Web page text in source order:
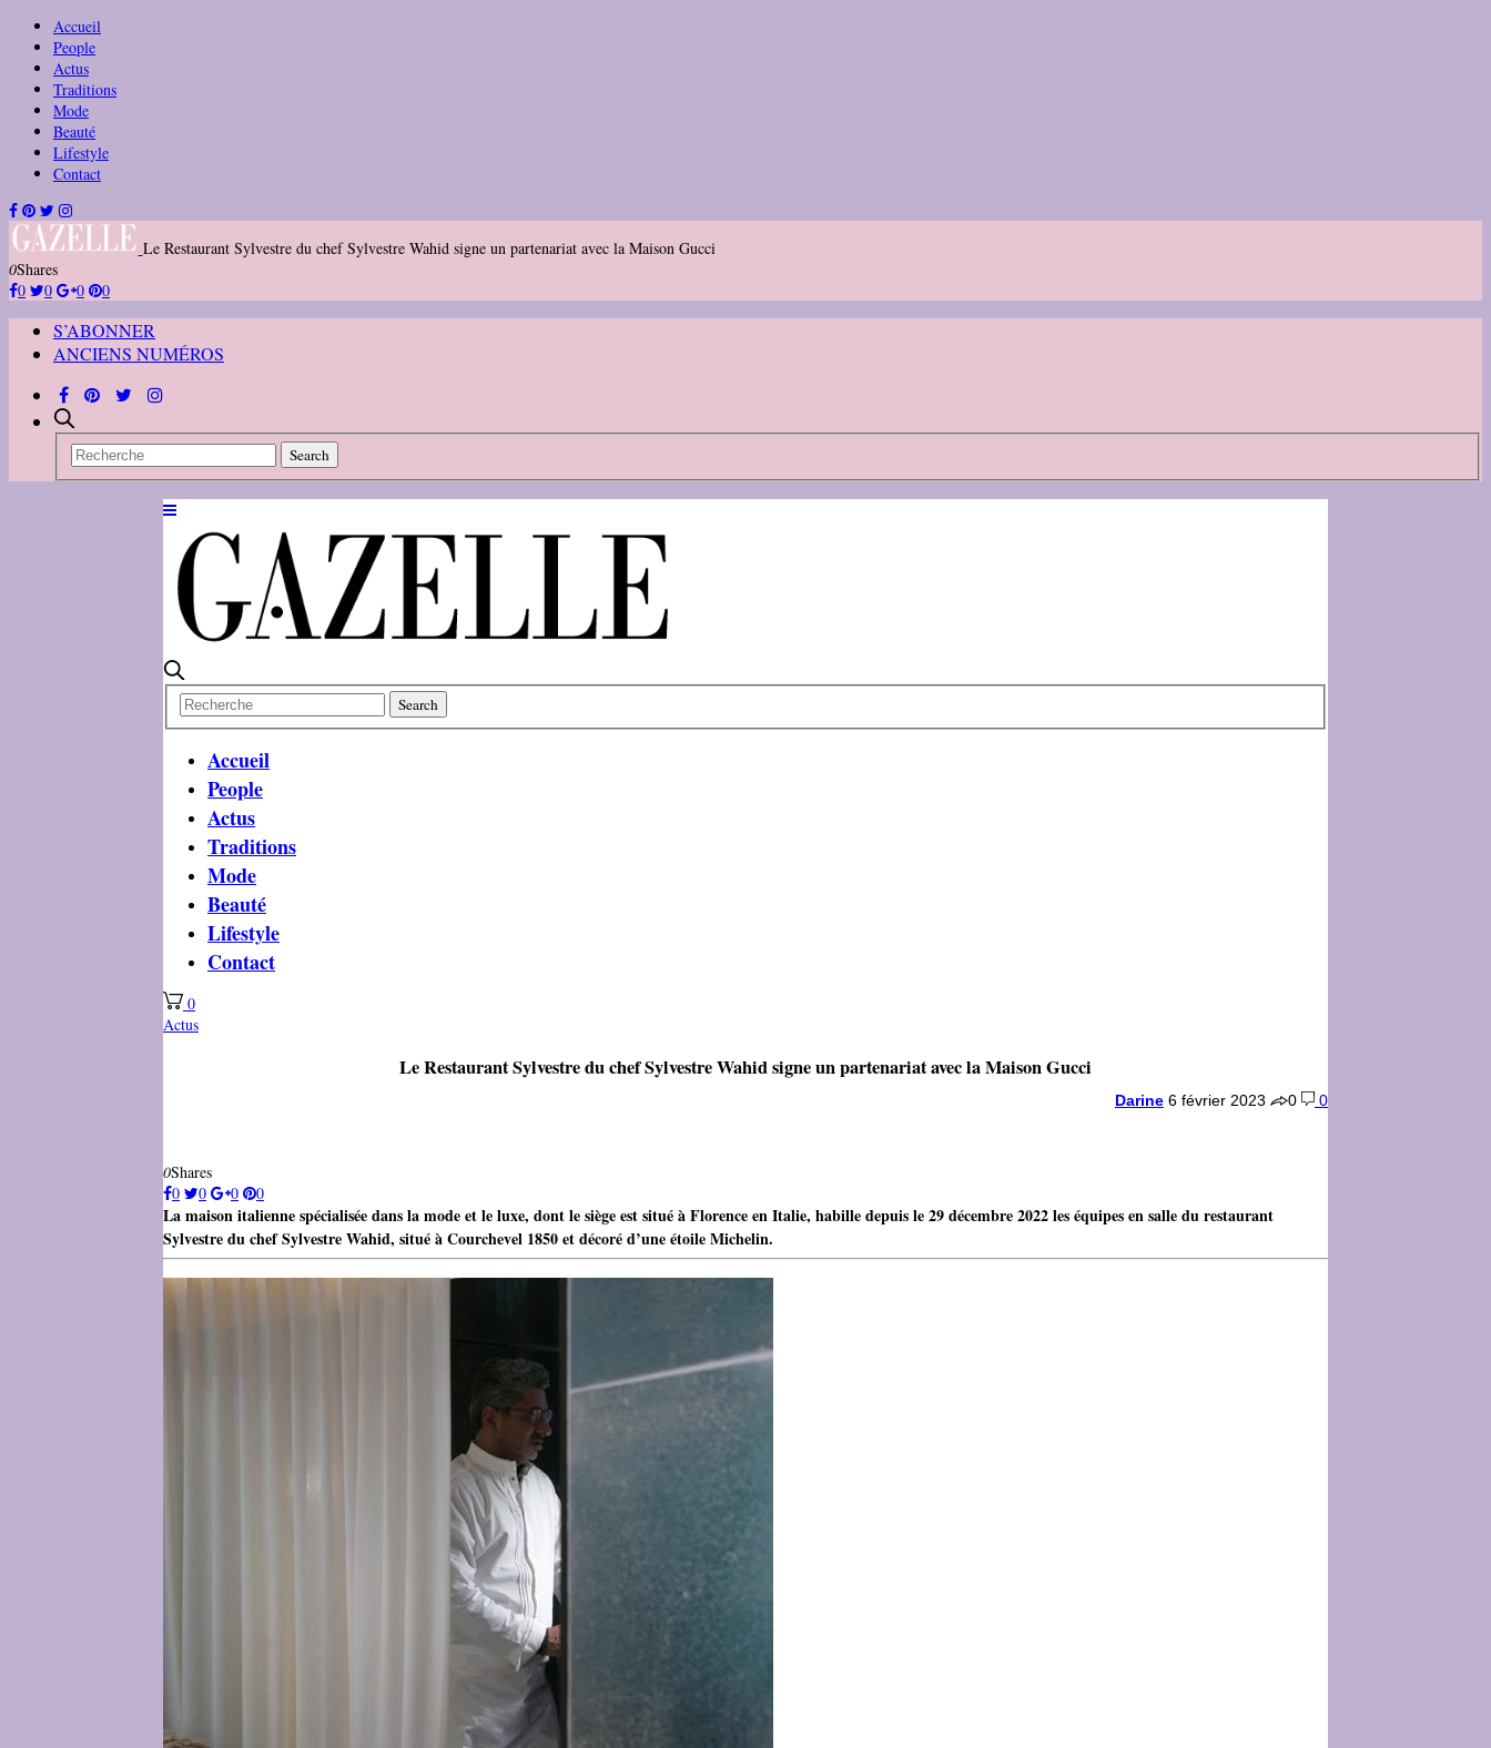
Accueil
People
Actus
Traditions
Mode
Beauté
Lifestyle
Contact
Le Restaurant Sylvestre du chef Sylvestre Wahid signe un partenariat avec la Maison Gucci
0Shares
0
0 0 0
S’ABONNER
ANCIENS NUMÉROS
Accueil
People
Actus
Traditions
Mode
Beauté
Lifestyle
Contact
0
Actus
Le Restaurant Sylvestre du chef Sylvestre Wahid signe un partenariat avec la Maison Gucci
Darine 6 février 2023 0 0
0Shares
0
0 0 0
La maison italienne spécialisée dans la mode et le luxe, dont le siège est situé à Florence en Italie, habille depuis le 29 décembre 2022 les équipes en salle du restaurant
Sylvestre du chef Sylvestre Wahid, situé à Courchevel 1850 et décoré d’une étoile Michelin.